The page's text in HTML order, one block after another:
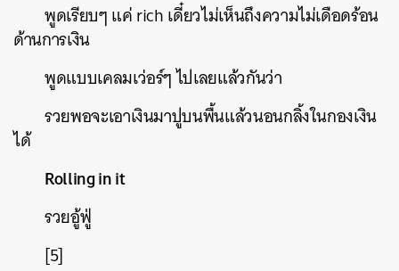
พูดเรียบๆแค่richเดี๋ยวไม่เห็นถึงความไม่เดือดร้อน
ด้านการเงิน
พูดแบบเคลมเว่อร์ๆไปเลยแล้วกันว่า
รวยพอจะเอาเงินมาปูบนพื้นแล้วนอนกลิ้งในกองเงิน
ได้
Rolling in it
รวยอู้ฟู่
[5]